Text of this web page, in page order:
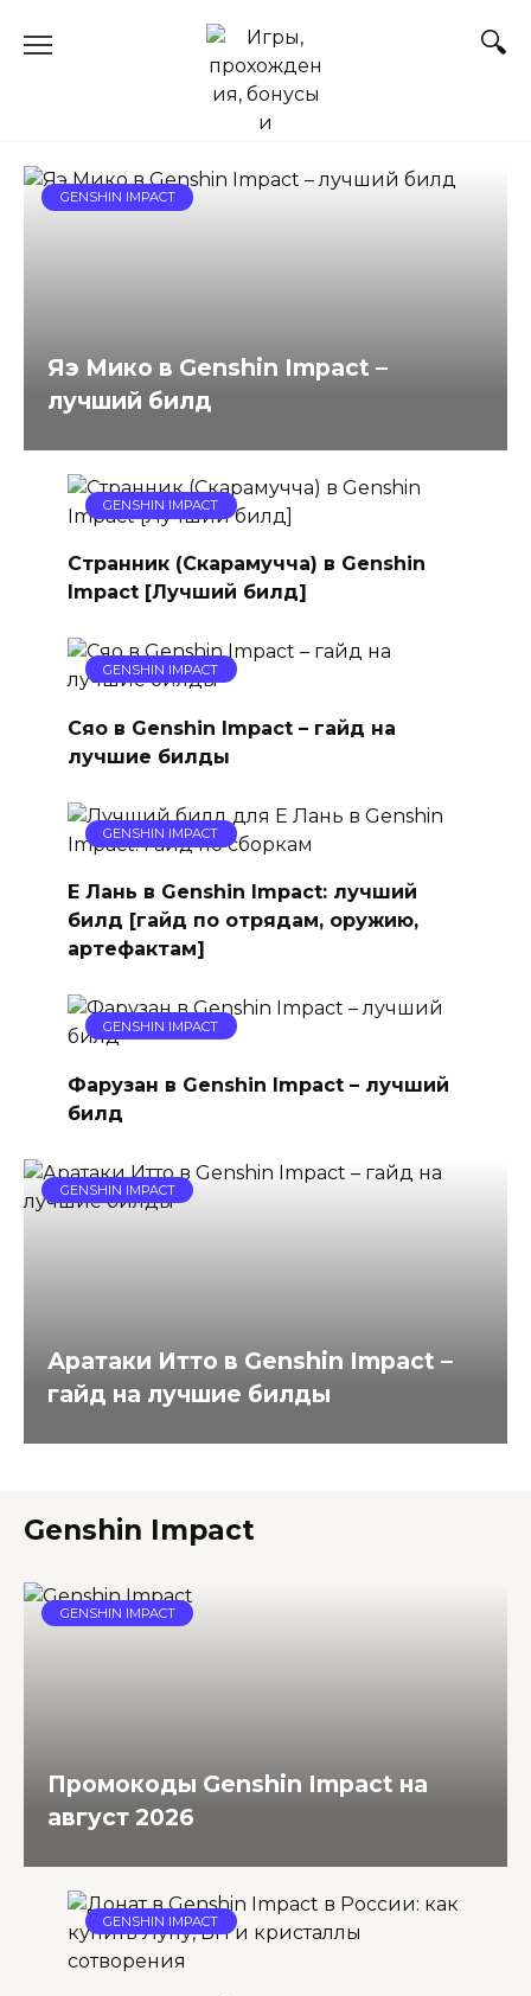
GENSHIN IMPACT
Яэ Мико в Genshin Impact –
лучший билд
GENSHIN IMPACT
Странник (Скарамучча) в Genshin
Impact [Лучший билд]
GENSHIN IMPACT
Сяо в Genshin Impact – гайд на
лучшие билды
GENSHIN IMPACT
Е Лань в Genshin Impact: лучший
билд [гайд по отрядам, оружию,
артефактам]
GENSHIN IMPACT
Фарузан в Genshin Impact – лучший
билд
GENSHIN IMPACT
Аратаки Итто в Genshin Impact –
гайд на лучшие билды
Genshin Impact
GENSHIN IMPACT
Промокоды Genshin Impact на
август 2026
GENSHIN IMPACT